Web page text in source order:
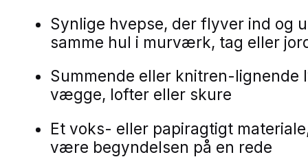
Synlige hvepse, der flyver ind og
samme hul i murværk, tag eller
Summende eller knitren-lignende
vægge, lofter eller skure
Et voks- eller papiragtigt
være begyndelsen på en rede